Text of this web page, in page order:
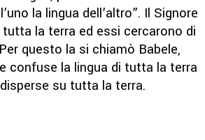
la lingua dell’altro”. Il Signore
la terra ed essi cercarono di
questo la si chiamò Babele,
confuse la lingua di tutta la terra
su tutta la terra.